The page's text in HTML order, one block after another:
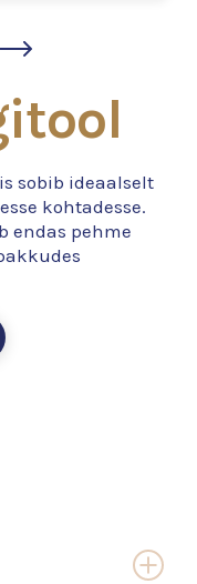
sobib ideaalselt
kohtadesse.
endas pehme